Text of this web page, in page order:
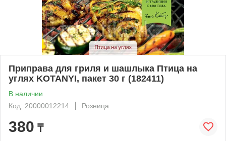
Приправа для гриля и шашлыка Птица на
углях KOTANYI, пакет 30 г (182411)
В наличии
Код: 20000012214
Розница
380 ₸